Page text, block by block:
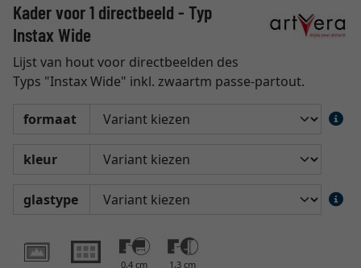
Kader voor 1 directbeeld - Typ
Instax Wide
Lijst van hout voor directbeelden des
Typs "Instax Wide" inkl. zwaartm passe-partout.
formaat
kleur
glastype
0,4 cm 1,3 cm